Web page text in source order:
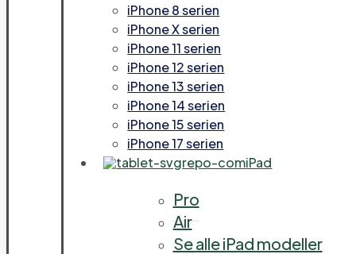
iPhone 8 serien
iPhone X serien
iPhone 11 serien
iPhone 12 serien
iPhone 13 serien
iPhone 14 serien
iPhone 15 serien
iPhone 17 serien
iPad
Pro
Air
Se alle iPad modeller